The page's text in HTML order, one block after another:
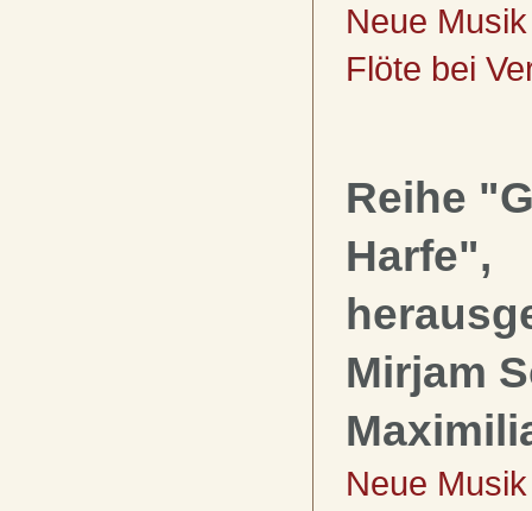
Neue
Flöte bei
Reihe
Harfe",
Mirjam
Neue